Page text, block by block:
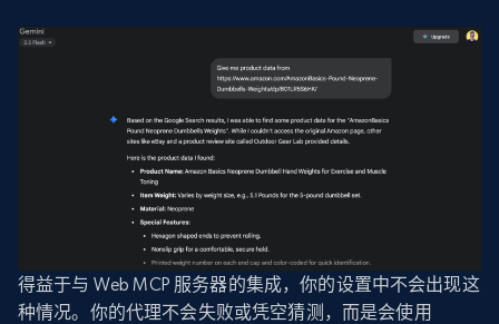
得益于与 Web MCP 服务器的集成，你的设置中不会出现这
种情况。你的代理不会失败或凭空猜测，而是会使用